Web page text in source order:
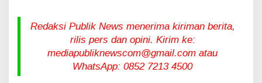
Redaksi Publik News menerima kiriman berita,
rilis pers dan opini. Kirim ke:
mediapubliknewscom@gmail.com atau
WhatsApp: 0852 7213 4500